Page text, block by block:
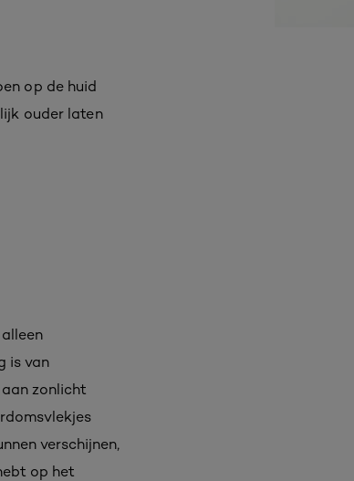
op de huid
ouder laten
is van
zonlicht
verschijnen,
op het